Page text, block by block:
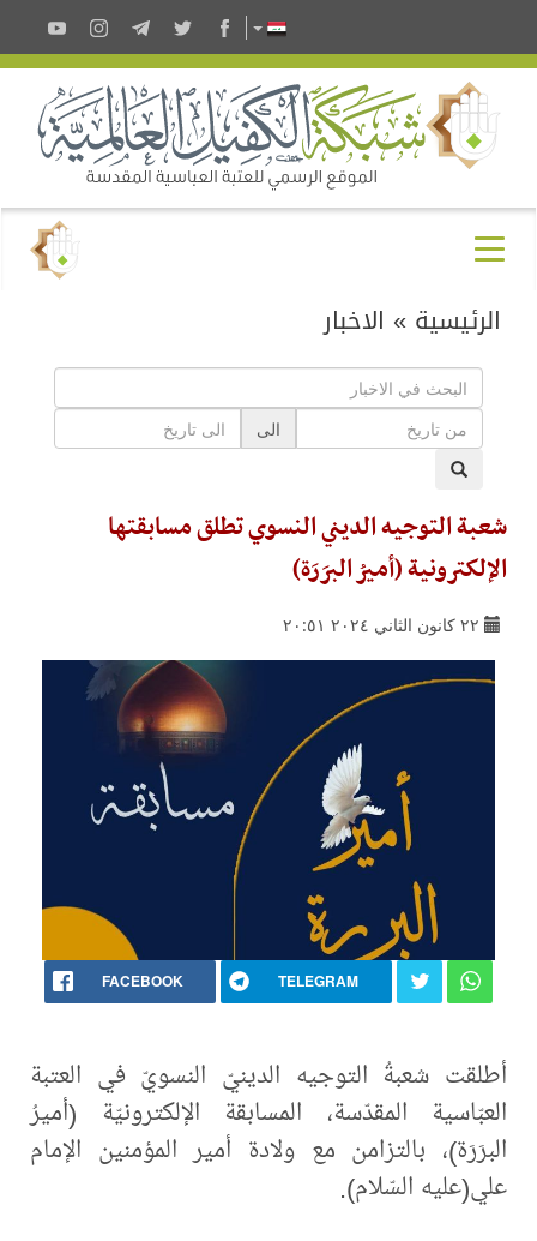
الرئيسية » الاخبار
الى
شعبة التوجيه الديني النسوي تطلق مسابقتها
الإلكترونية (أميرُ البرَرَة)
٢٢ كانون الثاني ٢٠٢٤ ٢٠:٥١
FACEBOOK TELEGRAM
أطلقت شعبةُ التوجيه الدينيّ النسويّ في العتبة
العبّاسية المقدّسة، المسابقة الإلكترونيّة (أميرُ
البرَرَة)، بالتزامن مع ولادة أمير المؤمنين الإمام
علي(عليه السّلام).